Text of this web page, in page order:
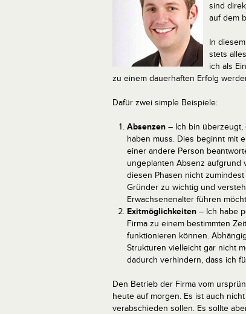
sind
auf dem
In
stets
ich als
zu einem dauerhaften Erfolg
Dafür zwei simple Beispiele:
Absenzen – Ich bin überzeugt,
haben muss. Dies beginnt mit
einer andere Person
ungeplanten Absenz aufgrund
diesen Phasen nicht
Gründer zu wichtig und
Erwachsenenalter führen
Exitmöglichkeiten – Ich habe
Firma zu einem bestimmten
funktionieren können.
Strukturen vielleicht gar nicht
dadurch verhindern, dass ich
Den Betrieb der Firma vom
heute auf morgen. Es ist auch
verabschieden sollen. Es sollte